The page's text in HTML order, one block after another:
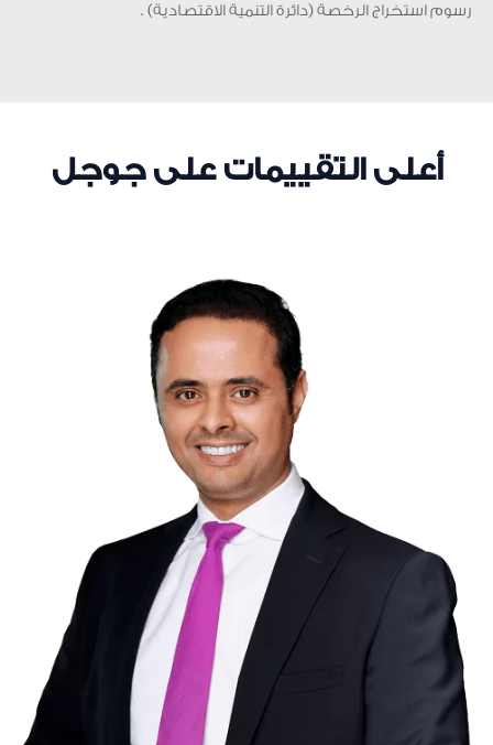
رسوم استخراج الرخصة (دائرة التنمية الاقتصادية) .
أعلى التقييمات على جوجل